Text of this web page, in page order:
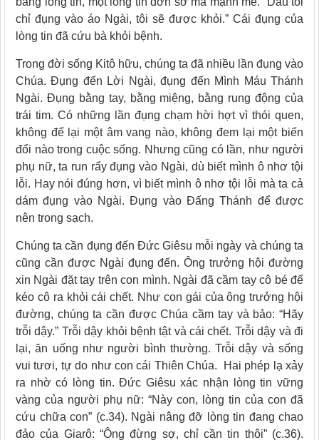
chỉ đụng vào áo Ngài, tôi sẽ được khỏi.” Cái đụng của
lòng tin đã cứu bà khỏi bệnh.
Trong đời sống Kitô hữu, chúng ta đã nhiều lần đụng vào
Chúa. Ðụng đến Lời Ngài, đụng đến Mình Máu Thánh
Ngài. Ðụng bằng tay, bằng miệng, bằng rung động của
trái tim. Có những lần đụng chạm hời hợt vì thói quen,
không để lại một âm vang nào, không đem lại một biến
đổi nào trong cuộc sống. Nhưng cũng có lần, như người
phụ nữ, ta run rẩy đụng vào Ngài, dù biết mình ô nhơ tội
lỗi. Hay nói đúng hơn, vì biết mình ô nhơ tội lỗi mà ta cả
dám đụng vào Ngài. Ðụng vào Ðấng Thánh để được
nên trong sạch.
Chúng ta cần đụng đến Ðức Giêsu mỗi ngày và chúng ta
cũng cần được Ngài đụng đến. Ông trưởng hội đường
xin Ngài đặt tay trên con mình. Ngài đã cầm tay cô bé để
kéo cô ra khỏi cái chết. Như con gái của ông trưởng hội
đường, chúng ta cần được Chúa cầm tay và bảo: “Hãy
trỗi dậy.” Trỗi dậy khỏi bệnh tật và cái chết. Trỗi dậy và đi
lại, ăn uống như người bình thường. Trỗi dậy và sống
vui tươi, tự do như con cái Thiên Chúa. Hai phép lạ xảy
ra nhờ có lòng tin. Ðức Giêsu xác nhận lòng tin vững
vàng của người phụ nữ: “Này con, lòng tin của con đã
cứu chữa con” (c.34). Ngài nâng đỡ lòng tin đang chao
đảo của Giarô: “Ông đừng sợ, chỉ cần tin thôi” (c.36).